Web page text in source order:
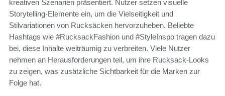
kreativen Szenarien präsentiert. Nutzer setzen visuelle
Storytelling-Elemente ein, um die Vielseitigkeit und
Stilvariationen von Rucksäcken hervorzuheben. Beliebte
Hashtags wie #RucksackFashion und #StyleInspo tragen dazu
bei, diese Inhalte weiträumig zu verbreiten. Viele Nutzer
nehmen an Herausforderungen teil, um ihre Rucksack-Looks
zu zeigen, was zusätzliche Sichtbarkeit für die Marken zur
Folge hat.